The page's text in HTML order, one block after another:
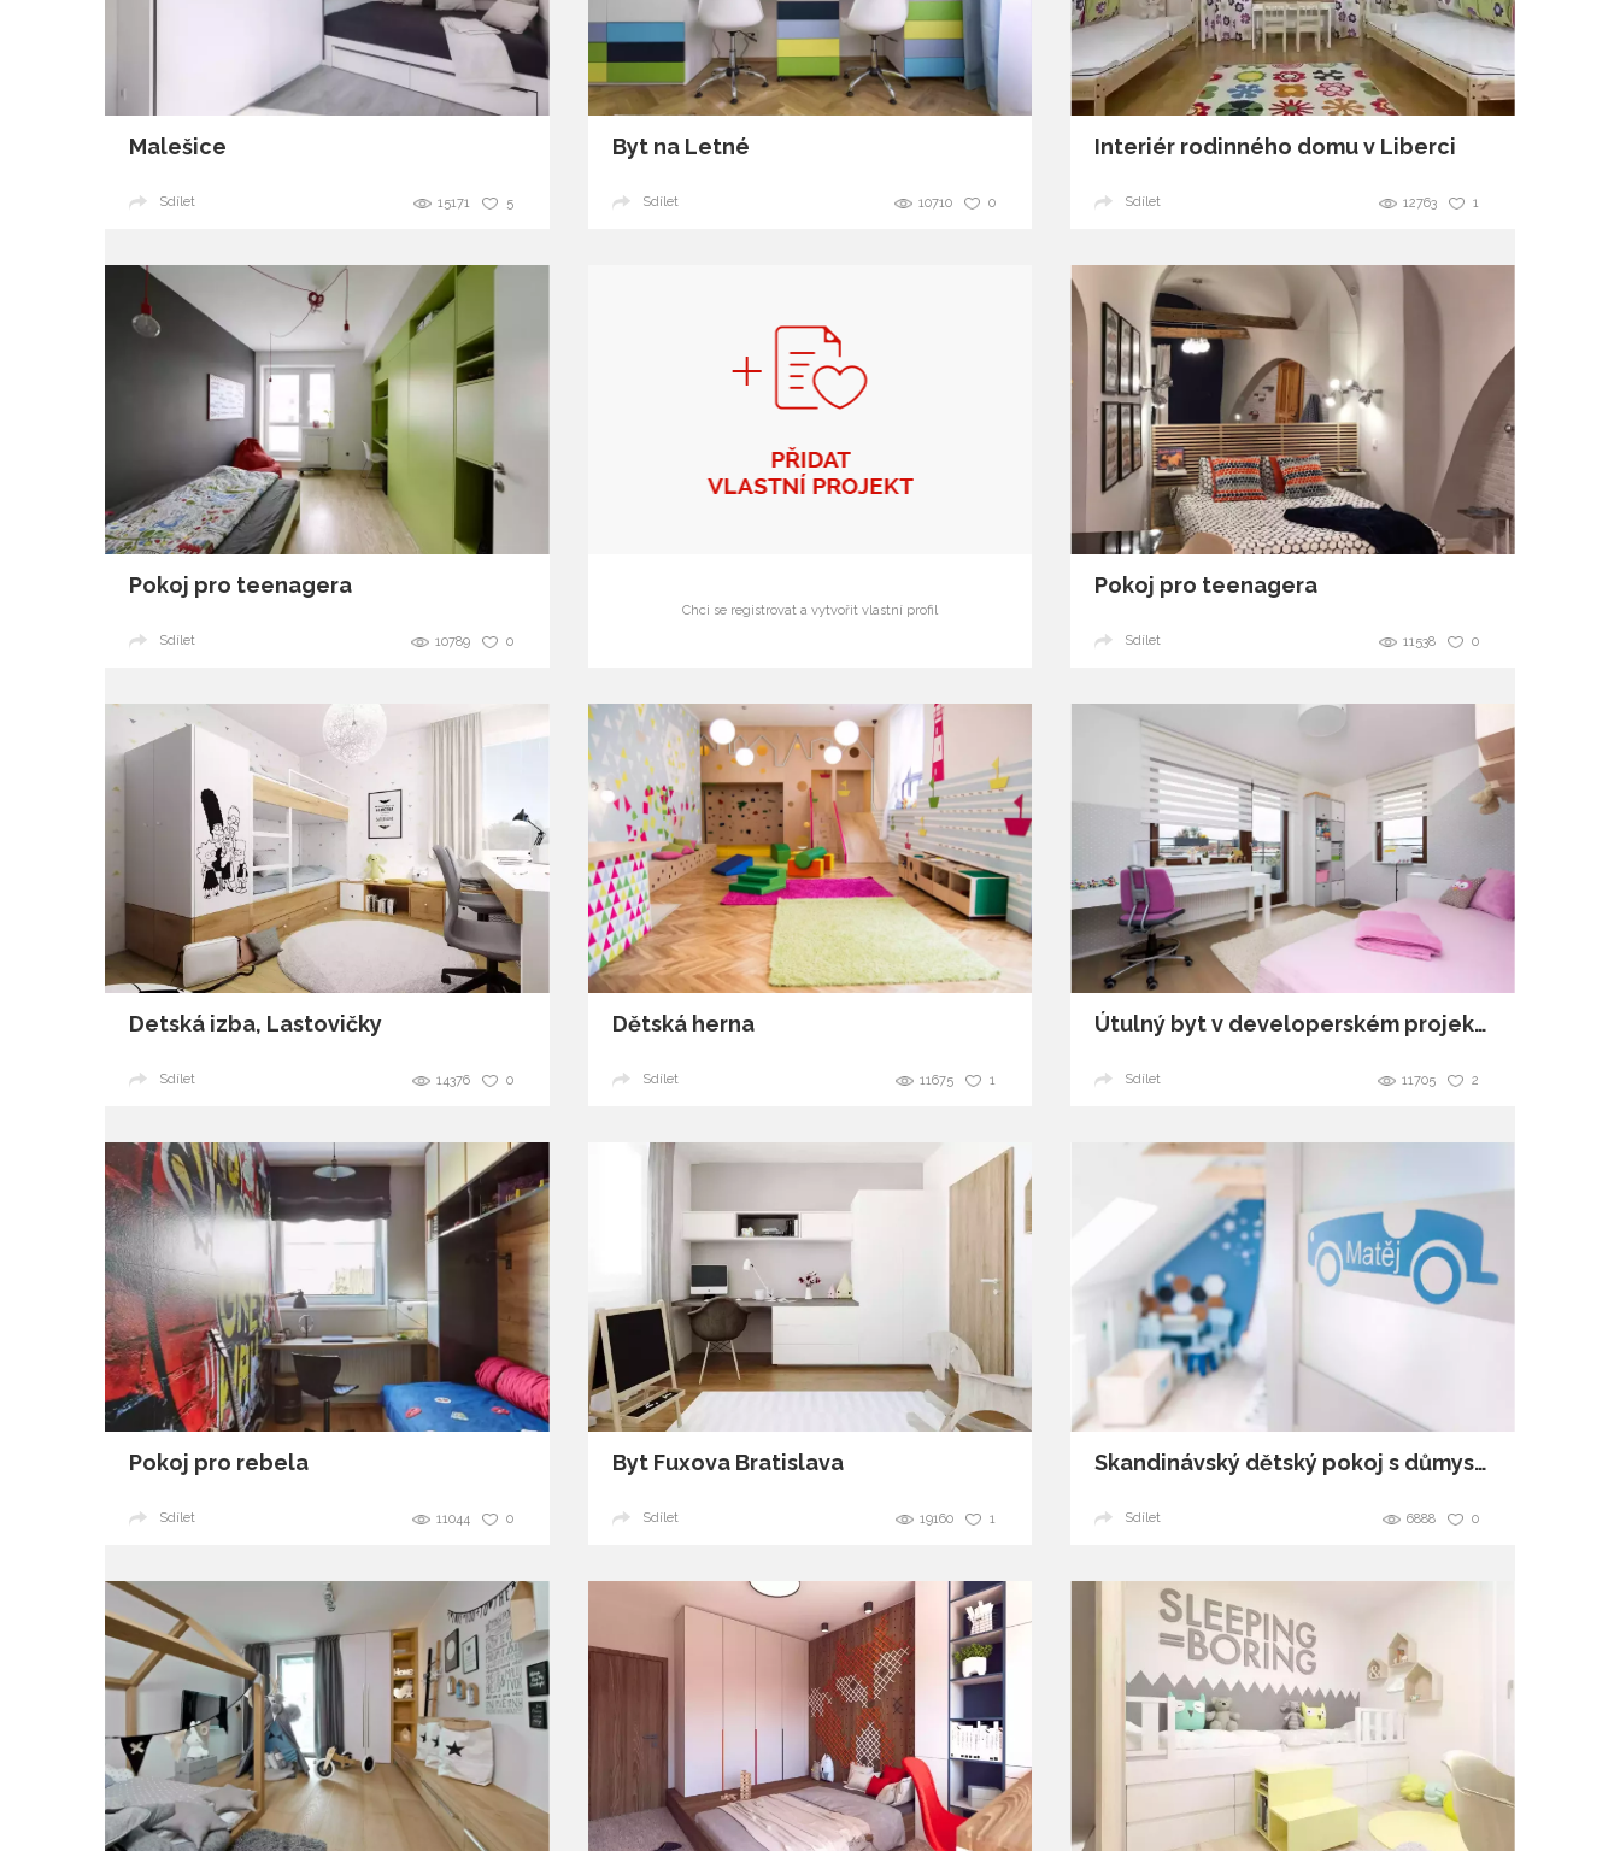
glamour
Malešice
5
15171
Sdílet
Byt na Letné
0
10710
Sdílet
Interiér rodinného domu v Liberci
1
12763
Sdílet
Pokoj pro teenagera
0
10789
Sdílet
Chci se registrovat a vytvořit vlastní profil
Pokoj pro teenagera
0
11538
Sdílet
Detská izba, Lastovičky
0
14376
Sdílet
Dětská herna
1
11675
Sdílet
Útulný byt v developerském projektu
2
11705
Sdílet
Pokoj pro rebela
0
11044
Sdílet
Byt Fuxova Bratislava
1
19160
Sdílet
Skandinávský dětský pokoj s důmyslně skrytými úložnými prostory
0
6888
Sdílet